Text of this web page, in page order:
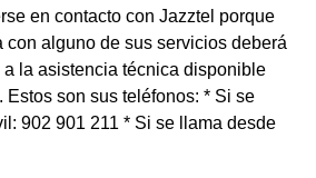
en contacto con Jazztel porque
alguno de sus servicios deberá
a la asistencia técnica disponible
Estos son sus teléfonos: * Si se
902 901 211 * Si se llama desde